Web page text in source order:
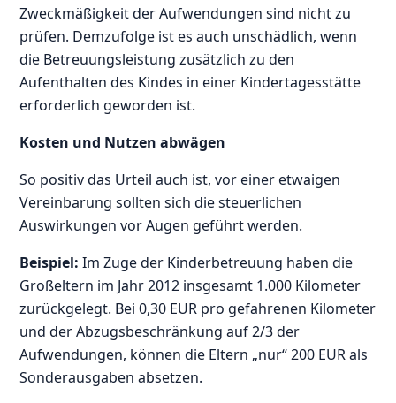
Zweckmäßigkeit der Aufwendungen sind nicht zu
prüfen. Demzufolge ist es auch unschädlich, wenn
die Betreuungsleistung zusätzlich zu den
Aufenthalten des Kindes in einer Kindertagesstätte
erforderlich geworden ist.
Kosten und Nutzen abwägen
So positiv das Urteil auch ist, vor einer etwaigen
Vereinbarung sollten sich die steuerlichen
Auswirkungen vor Augen geführt werden.
Beispiel: Im Zuge der Kinderbetreuung haben die
Großeltern im Jahr 2012 insgesamt 1.000 Kilometer
zurückgelegt. Bei 0,30 EUR pro gefahrenen Kilometer
und der Abzugsbeschränkung auf 2/3 der
Aufwendungen, können die Eltern „nur“ 200 EUR als
Sonderausgaben absetzen.